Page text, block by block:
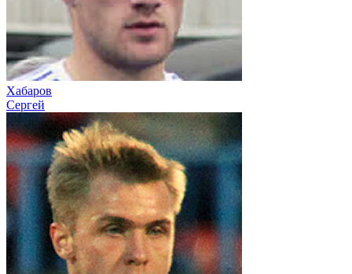
Хабаров
Сергей